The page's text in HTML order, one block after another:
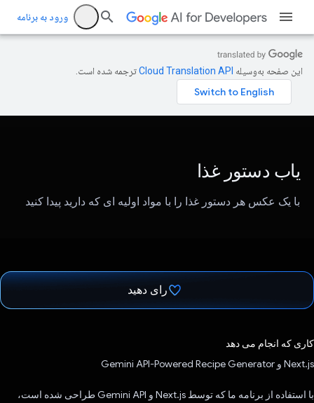
ورود به برنامه
این صفحه به‌وسیله ترجمه شده است.
یاب دستور غذا
با یک عکس هر دستور غذا را با مواد اولیه ای که دارید پیدا کنید
رای دهید
کاری که انجام می دهد
Next.js و Gemini API-Powered Recipe Generator
با استفاده از برنامه ما که توسط Next.js و Gemini API طراحی شده است،